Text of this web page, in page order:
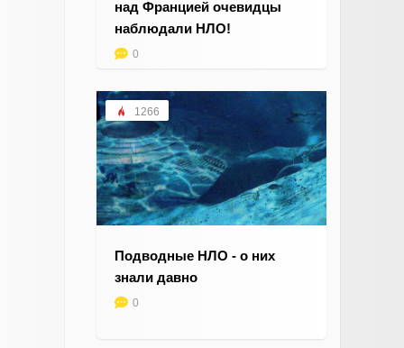
над Францией очевидцы
наблюдали НЛО!
0
1266
Подводные НЛО - о них
знали давно
0